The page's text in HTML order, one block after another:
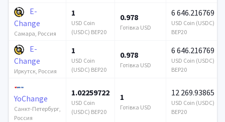
E-
Change
Самара, Россия
1
USD Coin
(USDC) BEP20
0.978
Готівка USD
6 646.216769
USD Coin (USDC)
BEP20
E-
Change
Иркутск, Россия
1
USD Coin
(USDC) BEP20
0.978
Готівка USD
6 646.216769
USD Coin (USDC)
BEP20
YoChange
Санкт-Петербург,
Россия
1.02259722
USD Coin
(USDC) BEP20
1
Готівка USD
12 269.93865
USD Coin (USDC)
BEP20